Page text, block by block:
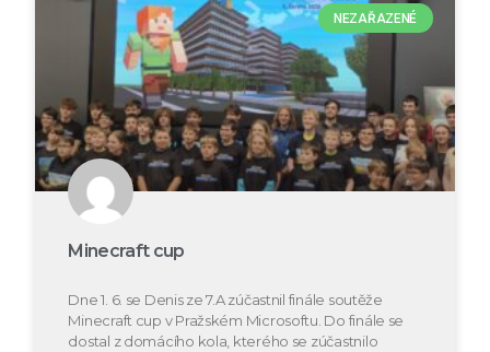
NEZAŘAZENÉ
Minecraft cup
Dne 1. 6. se Denis ze 7.A zúčastnil finále soutěže
Minecraft cup v Pražském Microsoftu. Do finále se
dostal z domácího kola, kterého se zúčastnilo